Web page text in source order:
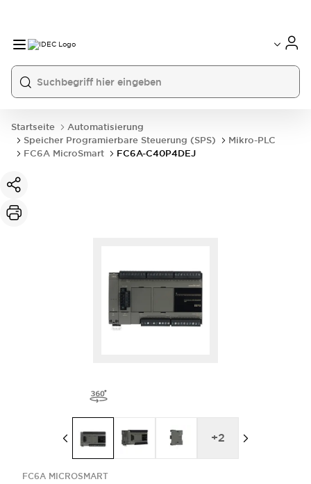
Startseite
Automatisierung
Speicher Programierbare Steuerung (SPS)
Mikro-PLC
FC6A MicroSmart
FC6A-C40P4DEJ
FC6A MICROSMART
+2